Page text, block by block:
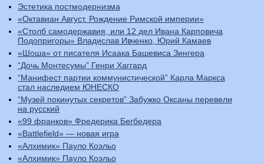
Эстетика постмодернизма
«Октавиан Август. Рождение Римской империи»
«Столб самодержавия, или 12 дел Ивана Карповича
Подопригоры» Владислав Ивченко, Юрий Камаев
«Шоша» от писателя Исаака Башевиса Зингера
“Дочь Монтесумы” Генри Хаггард
“Манифест партии коммунистической” Карла Маркса
стал наследием ЮНЕСКО
“Музей покинутых секретов” Забужко Оксаны перевели
на русский
«99 франков» Фредерика Бегбедера
«Battlefield» — новая игра
«Алхимик» Пауло Коэльо
«Алхимик» Пауло Коэльо